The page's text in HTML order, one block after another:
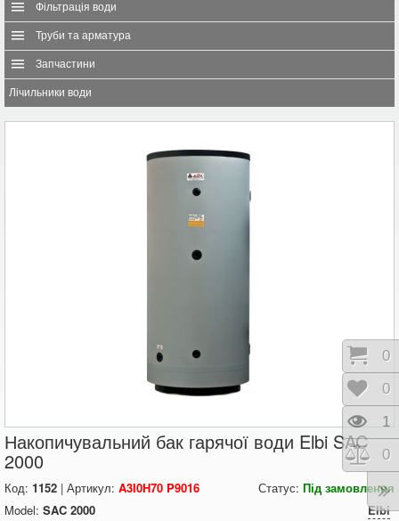
Фільтрація води
Труби та арматура
Запчастини
Лічильники води
Накопичувальний бак гарячої води Elbi SAC
2000
Код: 1152 | Артикул: A3I0H70 P9016 Статус: Під замовлення
Model: SAC 2000 Elbi
0
0
1
0